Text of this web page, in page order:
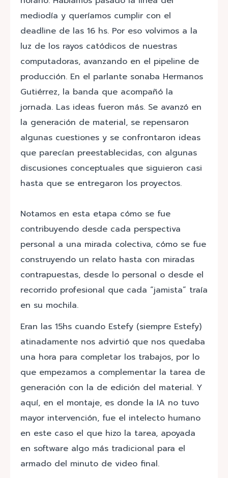
mediodía y queríamos cumplir con el
deadline de las 16 hs. Por eso volvimos a la
luz de los rayos catódicos de nuestras
computadoras, avanzando en el pipeline de
producción. En el parlante sonaba ​​Hermanos
Gutiérrez, la banda que acompañó la
jornada. Las ideas fueron más. Se avanzó en
la generación de material, se repensaron
algunas cuestiones y se confrontaron ideas
que parecían preestablecidas, con algunas
discusiones conceptuales que siguieron casi
hasta que se entregaron los proyectos.
Notamos en esta etapa cómo se fue
contribuyendo desde cada perspectiva
personal a una mirada colectiva, cómo se fue
construyendo un relato hasta con miradas
contrapuestas, desde lo personal o desde el
recorrido profesional que cada “jamista” traía
en su mochila.
Eran las 15hs cuando Estefy (siempre Estefy)
atinadamente nos advirtió que nos quedaba
una hora para completar los trabajos, por lo
que empezamos a complementar la tarea de
generación con la de edición del material. Y
aquí, en el montaje, es donde la IA no tuvo
mayor intervención, fue el intelecto humano
en este caso el que hizo la tarea, apoyada
en software algo más tradicional para el
armado del minuto de video final.